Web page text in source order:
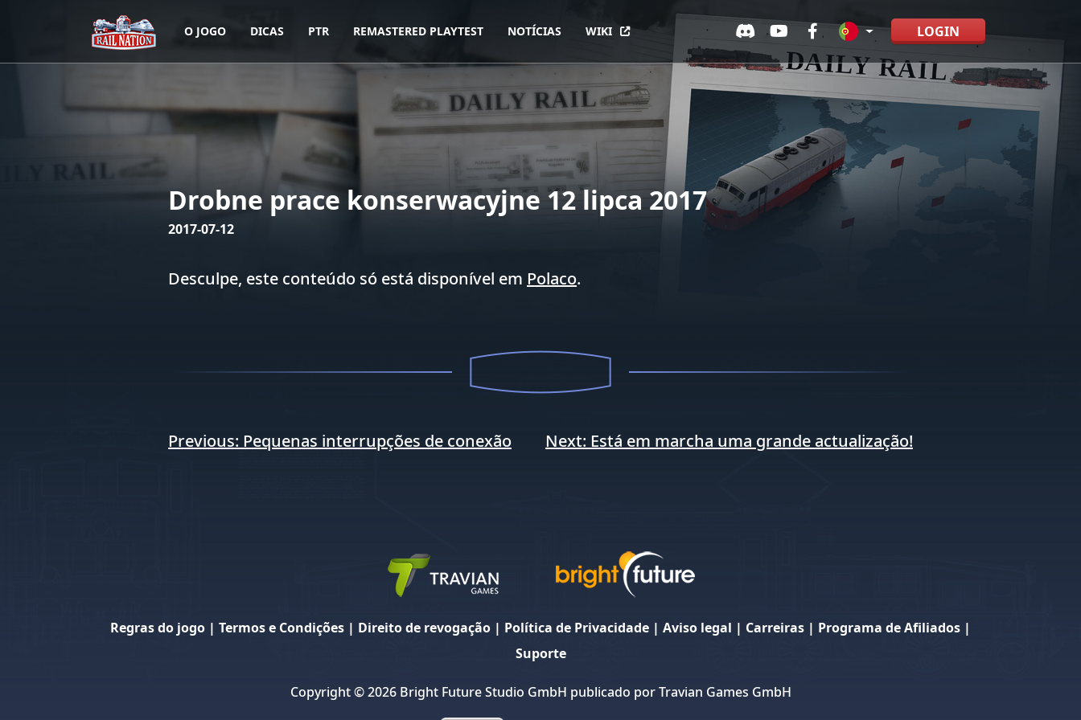
O JOGO DICAS PTR REMASTERED PLAYTEST NOTÍCIAS WIKI LOGIN
Drobne prace konserwacyjne 12 lipca 2017
2017-07-12
Desculpe, este conteúdo só está disponível em Polaco.
Navegação
Previous: Pequenas interrupções de conexão Next: Está em marcha uma grande actualização!
Regras do jogo | Termos e Condições | Direito de revogação | Política de Privacidade | Aviso legal | Carreiras | Programa de Afiliados |
Suporte
Copyright © 2026 Bright Future Studio GmbH publicado por Travian Games GmbH